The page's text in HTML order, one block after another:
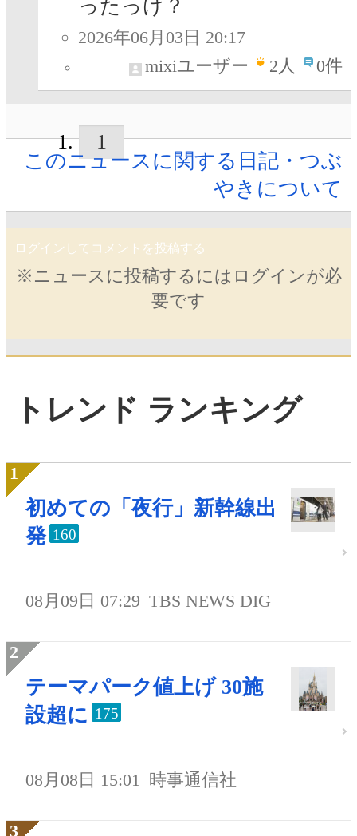
ったっけ？
2026年06月03日 20:17
mixiユーザー
2人 0件
1
このニュースに関する日記・つぶ
やきについて
ログインしてコメントを投稿する
※ニュースに投稿するにはログインが必
要です
トレンド ランキング
初めての「夜行」新幹線出
発 160
08月09日 07:29 TBS NEWS DIG
テーマパーク値上げ 30施
設超に 175
08月08日 15:01 時事通信社